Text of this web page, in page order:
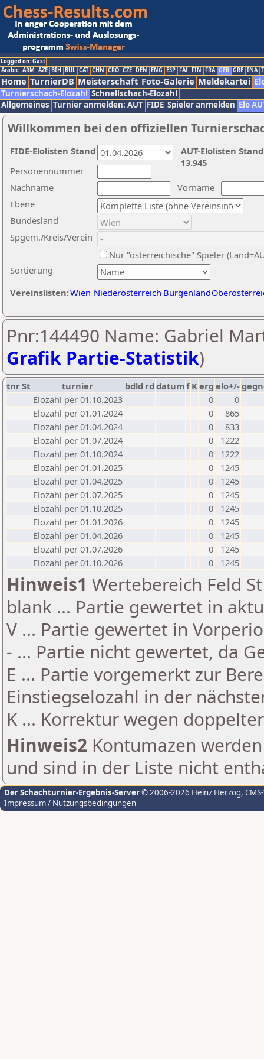
Logged on: Gast
Arabic ARM AZE BIH BUL CAT CHN CRO CZE DEN ENG ESP FAI FIN FRA GER GRE INA
Home TurnierDB Meisterschaft Foto-Galerie Meldekartei
Turnierschach-Elozahl Schnellschach-Elozahl
Allgemeines Turnier anmelden: AUT FIDE Spieler anmelden Elo
Willkommen bei den offiziellen
Nachname
Vorname
Ebene
Sortierung
Personennummer
Bundesland
Spgem./Kreis/Verein
Nur "österreichische" Spieler
Vereinslisten:Wien Niederösterreich Burgenland
AUT-Elolisten
13.945
FIDE-Elolisten Stand
Pnr:144490 Name: Gabriel
Grafik Partie-Statistik)
tnrSt turnier bdld rd datumf Kerg elo+/-
Elozahl per 01.10.2023
0
0
Elozahl per 01.01.2024
0
865
Elozahl per 01.04.2024
0
833
Elozahl per 01.07.2024
0
1222
Elozahl per 01.10.2024
0
1222
Elozahl per 01.01.2025
0
1245
Elozahl per 01.04.2025
0
1245
Elozahl per 01.07.2025
0
1245
Elozahl per 01.10.2025
0
1245
Elozahl per 01.01.2026
0
1245
Elozahl per 01.04.2026
0
1245
Elozahl per 01.07.2026
0
1245
Elozahl per 01.10.2026
0 1245
Hinweis1 Wertebereich Feld
blank ... Partie gewertet in
V ... Partie gewertet in
- ... Partie nicht gewertet, da
E ... Partie vorgemerkt zur
Einstiegselozahl in der
K ... Korrektur wegen
Hinweis2 Kontumazen
und sind in der Liste nicht
Der Schachturnier-Ergebnis-Server© 2006-2026 Heinz Herzog,
Impressum / Nutzungsbedingungen